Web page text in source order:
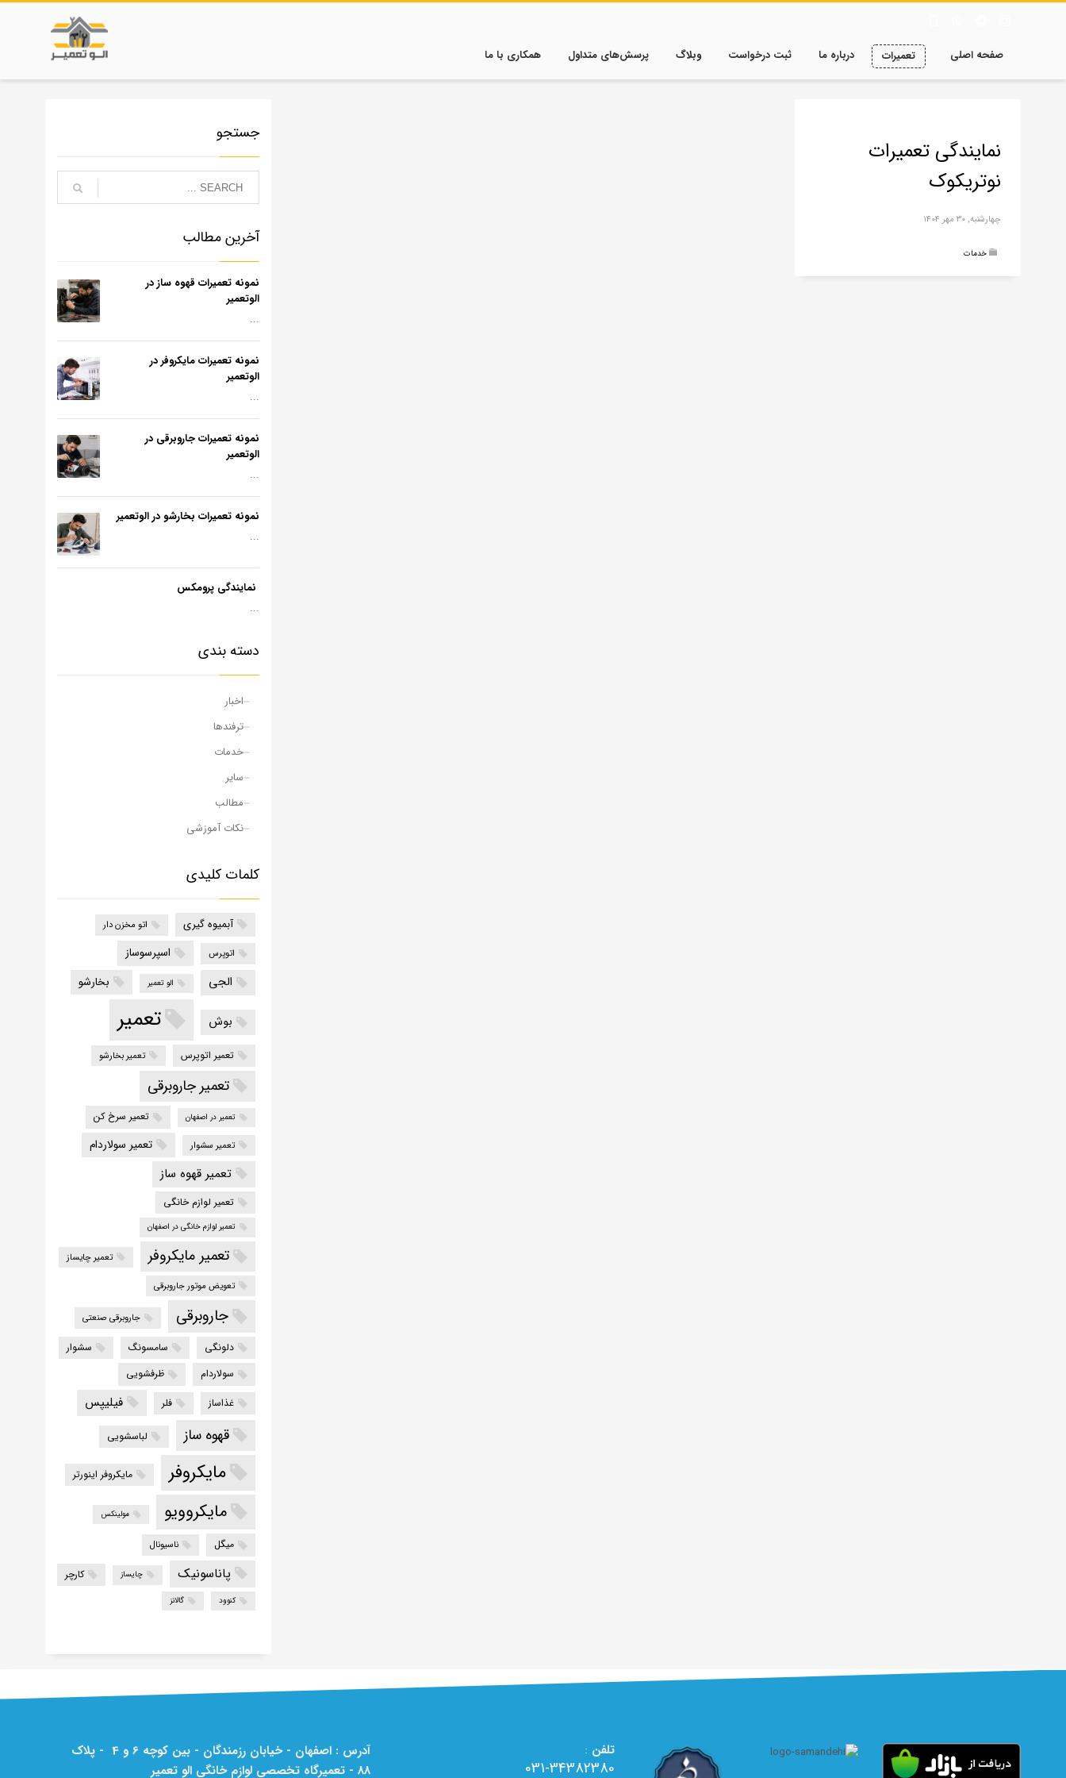
صفحه اصلی تعمیرات درباره ما ثبت درخواست وبلاگ پرسش‌های متداول همکاری با ما
نمایندگی تعمیرات
نوتریکوک
چهارشنبه, ۳۰ مهر ۱۴۰۴
خدمات
جستجو
آخرین مطالب
نمونه تعمیرات قهوه ساز در
الوتعمیر
...
نمونه تعمیرات مایکروفر در
الوتعمیر
...
نمونه تعمیرات جاروبرقی در
الوتعمیر
...
نمونه تعمیرات بخارشو در الوتعمیر
...
نمایندگی پرومکس
...
دسته بندی
اخبار
ترفندها
خدمات
سایر
مطالب
نکات آموزشی
کلمات کلیدی
آبمیوه گیری اتو مخزن دار
اتوپرس اسپرسوساز
الجی الو تعمیر بخارشو
بوش تعمیر
تعمیر اتوپرس تعمیر بخارشو
تعمیر جاروبرقی
تعمیر در اصفهان تعمیر سرخ کن
تعمیر سشوار تعمیر سولاردام
تعمیر قهوه ساز
تعمیر لوازم خانگی
تعمیر لوازم خانگی در اصفهان
تعمیر مایکروفر
تعمیر چایساز
تعویض موتور جاروبرقی
جاروبرقی جاروبرقی صنعتی
دلونگی سامسونگ
سشوار
سولاردام
ظرفشویی
غذاساز
فلر فیلیپس
قهوه ساز لباسشویی
مایکروفر مایکروفر اینورتر
مایکروویو مولینکس
میگل ناسیونال
پاناسونیک چایساز کارچر
کنوود گالانز
تلفن :
031-34382380
آدرس : اصفهان - خیابان رزمندگان - بین کوچه 6 و 4 - پلاک
88 - تعمیرگاه تخصصی لوازم خانگی الو تعمیر